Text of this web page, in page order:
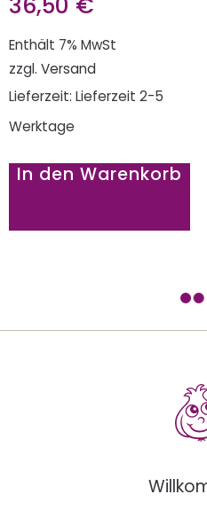
Enthält 7% MwSt
zzgl. Versand
Lieferzeit: Lieferzeit 2-5
Werktage
In den Warenkorb